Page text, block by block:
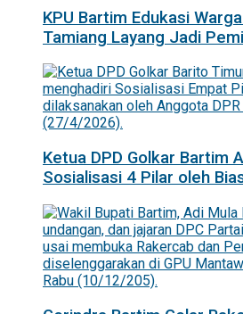
KPU Bartim Edukasi
Tamiang Layang Jadi
Ketua DPD Golkar Bartim
Sosialisasi 4 Pilar oleh